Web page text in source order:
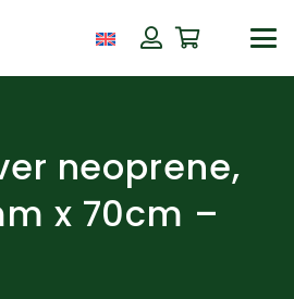
neoprene,
x 70cm –